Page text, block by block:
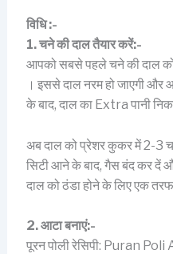
विधि :-
1. चने की दाल तैयार करें:-
आपको सबसे पहले चने की दाल को
। इससे दाल नरम हो जाएगी और
के बाद, दाल का Extra पानी
अब दाल को प्रेशर कुकर में 2-3
सिटी आने के बाद, गैस बंद कर दें
दाल को ठंडा होने के लिए एक
2. आटा बनाएं:-
पूरन पोली रेसिपी: Puran